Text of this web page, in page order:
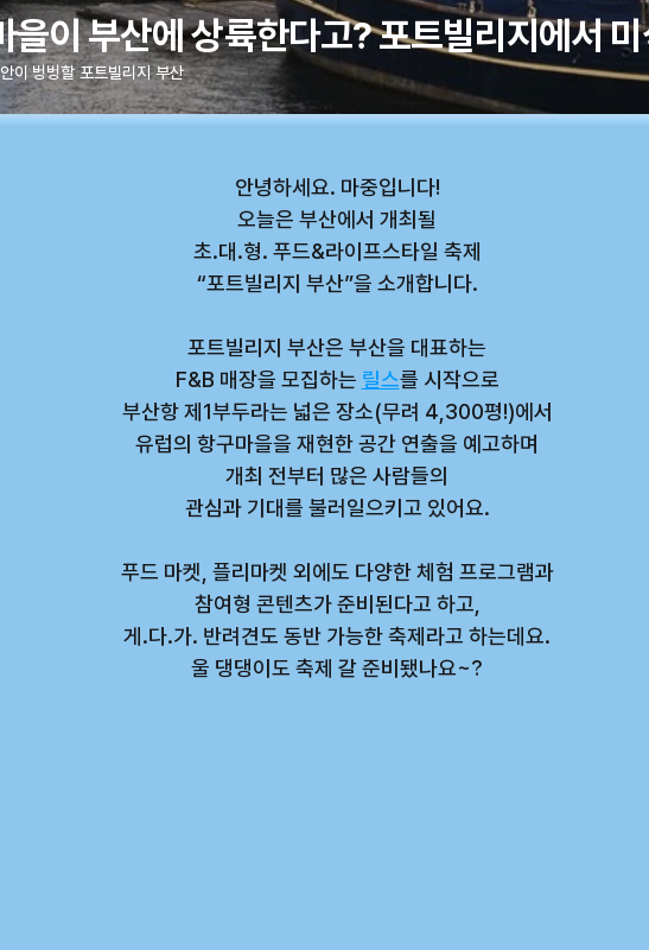
을이 부산에 상륙한다고? 포트빌리지에서
이 벙벙할 포트빌리지 부산
안녕하세요. 마중입니다!
오늘은 부산에서 개최될
초.대.형. 푸드&라이프스타일 축제
“포트빌리지 부산”을 소개합니다.
포트빌리지 부산은 부산을 대표하는
F&B 매장을 모집하는 릴스를 시작으로
부산항 제1부두라는 넓은 장소(무려 4,300평!)에서
유럽의 항구마을을 재현한 공간 연출을 예고하며
개최 전부터 많은 사람들의
관심과 기대를 불러일으키고 있어요.
푸드 마켓, 플리마켓 외에도 다양한 체험 프로그램과
참여형 콘텐츠가 준비된다고 하고,
게.다.가. 반려견도 동반 가능한 축제라고 하는데요.
울 댕댕이도 축제 갈 준비됐나요~?